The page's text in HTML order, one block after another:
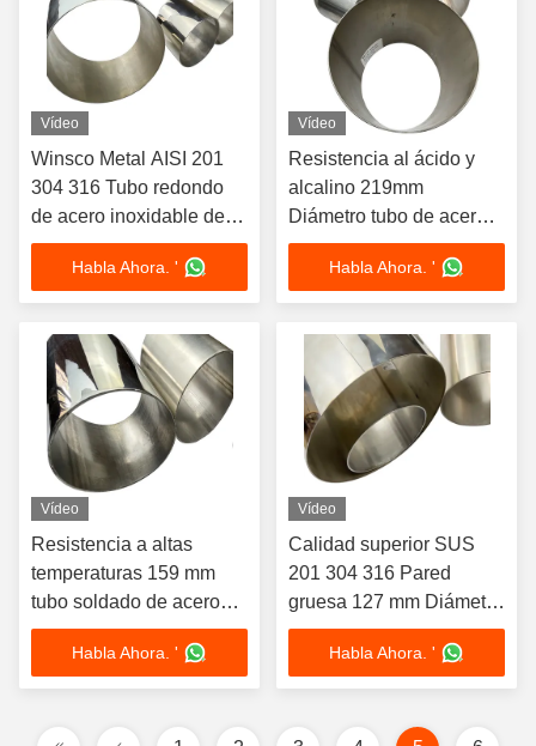
Vídeo
Winsco Metal AISI 201
304 316 Tubo redondo
de acero inoxidable de
gran tamaño de 325 mm
de diámetro de pared
gruesa
Habla Ahora. '
Vídeo
Resistencia al ácido y
alcalino 219mm
Diámetro tubo de acero
inoxidable 201 304 316
Grado grande OD de
pared gruesa tubo
redondo de acero
inoxidable
Habla Ahora. '
Vídeo
Resistencia a altas
temperaturas 159 mm
tubo soldado de acero
inoxidable AISI201 304
316 tubo de pared
gruesa de acero
Habla Ahora. '
Vídeo
Calidad superior SUS
201 304 316 Pared
gruesa 127 mm Diámetro
grande tubo redondo de
acero inoxidable
Habla Ahora. '